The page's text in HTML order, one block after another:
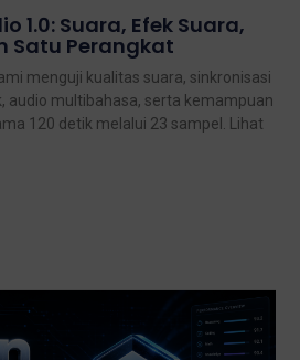
1.0: Suara, Efek Suara,
Satu Perangkat
menguji kualitas suara, sinkronisasi
audio multibahasa, serta kemampuan
120 detik melalui 23 sampel. Lihat